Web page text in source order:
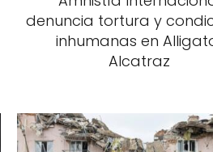
denuncia tortura y
inhumanas en
Alcatraz